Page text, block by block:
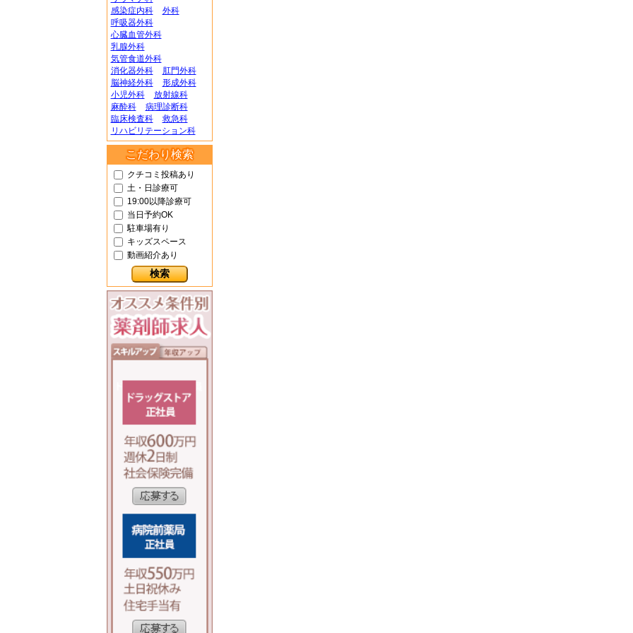
感染症内科
外科
呼吸器外科
心臓血管外科
乳腺外科
気管食道外科
消化器外科
肛門外科
脳神経外科
形成外科
小児外科
放射線科
麻酔科
病理診断科
臨床検査科
救急科
リハビリテーション科
こだわり検索
クチコミ投稿あり
土・日診療可
19:00以降診療可
当日予約OK
駐車場有り
キッズスペース
動画紹介あり